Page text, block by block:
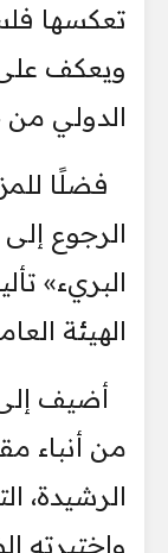
تعكسها
ويعكف
الدولي
فضلًا
الرجوع
البريء»
الهيئة
أضيف إلى
من أنباء
الرشيدة،
واختبرته